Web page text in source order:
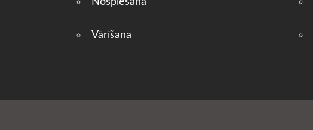
Vārīšana